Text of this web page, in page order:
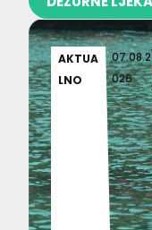
AKTUA
LNO
07.08.2
026